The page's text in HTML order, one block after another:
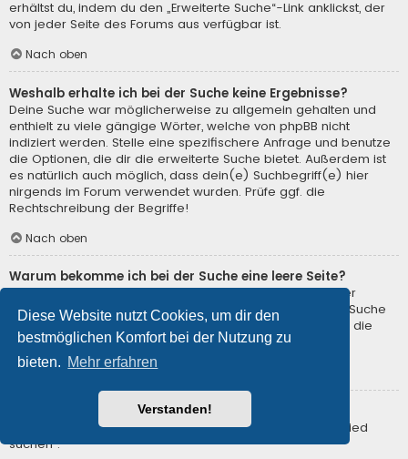
Diese Website nutzt Cookies, um dir den
bestmöglichen Komfort bei der Nutzung zu
bieten. Mehr erfahren
Verstanden!
erhältst du, indem du den „Erweiterte Suche“-Link anklickst, der
von jeder Seite des Forums aus verfügbar ist.
Nach oben
Weshalb erhalte ich bei der Suche keine Ergebnisse?
Deine Suche war möglicherweise zu allgemein gehalten und
enthielt zu viele gängige Wörter, welche von phpBB nicht
indiziert werden. Stelle eine spezifischere Anfrage und benutze
die Optionen, die dir die erweiterte Suche bietet. Außerdem ist
es natürlich auch möglich, dass dein(e) Suchbegriff(e) hier
nirgends im Forum verwendet wurden. Prüfe ggf. die
Rechtschreibung der Begriffe!
Nach oben
Warum bekomme ich bei der Suche eine leere Seite?
Deine Suche lieferte zu viele Ergebnisse, somit konnte der
Webserver sie nicht verarbeiten. Benutze die erweiterte Suche
und gib spezifischere Suchbegriffe ein oder beschränke die
Suche auf verschiedene Unterforen.
Nach oben
Wie kann ich nach Mitgliedern suchen?
Gehe zur Mitgliederliste und klicke auf „Nach einem Mitglied
suchen“.